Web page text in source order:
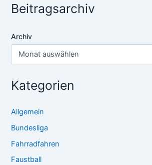
Beitragsarchiv
Archiv
Kategorien
Allgemein
Bundesliga
Fahrradfahren
Faustball